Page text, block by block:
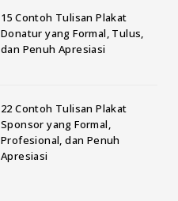
15 Contoh Tulisan Plakat
Donatur yang Formal, Tulus,
dan Penuh Apresiasi
22 Contoh Tulisan Plakat
Sponsor yang Formal,
Profesional, dan Penuh
Apresiasi